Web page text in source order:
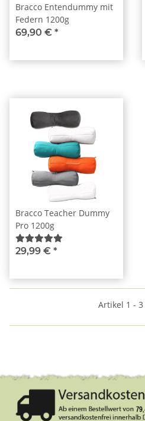
Bracco Entendummy mit
Federn 1200g
69,90 € *
Bracco Teacher Dummy
Pro 1200g
29,99 € *
Artikel 1 - 3